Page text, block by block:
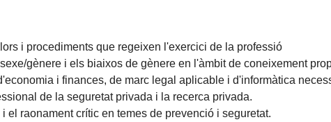
i procediments que regeixen l'exercici de la professió
gènere i els biaixos de gènere en l'àmbit de coneixement
i finances, de marc legal aplicable i d'informàtica
de la seguretat privada i la recerca privada.
el raonament crític en temes de prevenció i seguretat.